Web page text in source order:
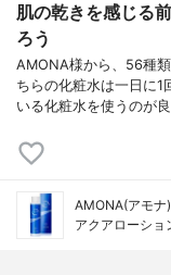
肌の乾きを感じる
ろう
AMONA様から、56種
ちらの化粧水は一日に1
いる化粧水を使うのが
AMONA(アモナ)
アクアローショ